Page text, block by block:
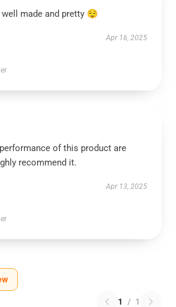
made and pretty 😌
Apr 16, 2025
of this product are
recommend it.
Apr 13, 2025
1 / 1